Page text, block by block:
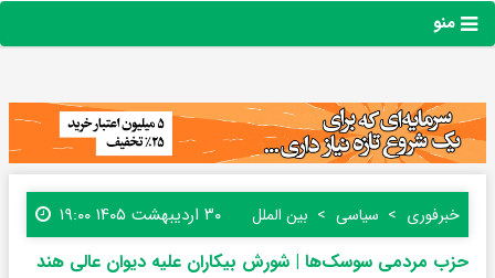
منو
خبرفوری سیاسی بین الملل ۳۰ اردیبهشت ۱۴۰۵ ۱۹:۰۰
حزب مردمی سوسک‌ها | شورش بیکاران علیه دیوان عالی هند